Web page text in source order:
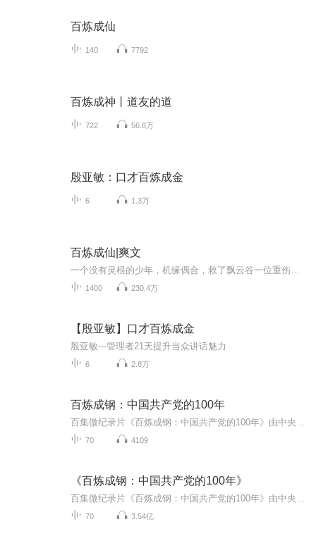
百炼成仙
140 7792
百炼成神丨道友的道
722 56.8万
殷亚敏：口才百炼成金
6 1.3万
百炼成仙|爽文
1400 230.4万
【殷亚敏】口才百炼成金
殷亚敏---管理者21天提升当众讲话魅力
6 2.8万
百炼成钢：中国共产党的100年
70 4109
《百炼成钢：中国共产党的100年》
70 3.54亿